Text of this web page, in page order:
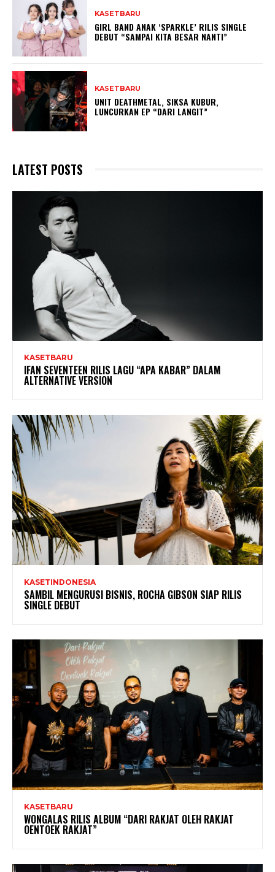
KASETBARU
GIRL BAND ANAK ‘SPARKLE’ RILIS SINGLE
DEBUT “SAMPAI KITA BESAR NANTI”
KASETBARU
UNIT DEATHMETAL, SIKSA KUBUR,
LUNCURKAN EP “DARI LANGIT”
LATEST POSTS
KASETBARU
IFAN SEVENTEEN RILIS LAGU “APA KABAR” DALAM
ALTERNATIVE VERSION
KASETINDONESIA
SAMBIL MENGURUSI BISNIS, ROCHA GIBSON SIAP RILIS
SINGLE DEBUT
KASETBARU
WONGALAS RILIS ALBUM “DARI RAKJAT OLEH RAKJAT
OENTOEK RAKJAT”